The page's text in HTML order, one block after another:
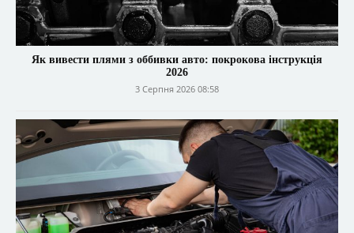
Як вивести плями з оббивки авто: покрокова інструкція
2026
3 Серпня 2026 08:58